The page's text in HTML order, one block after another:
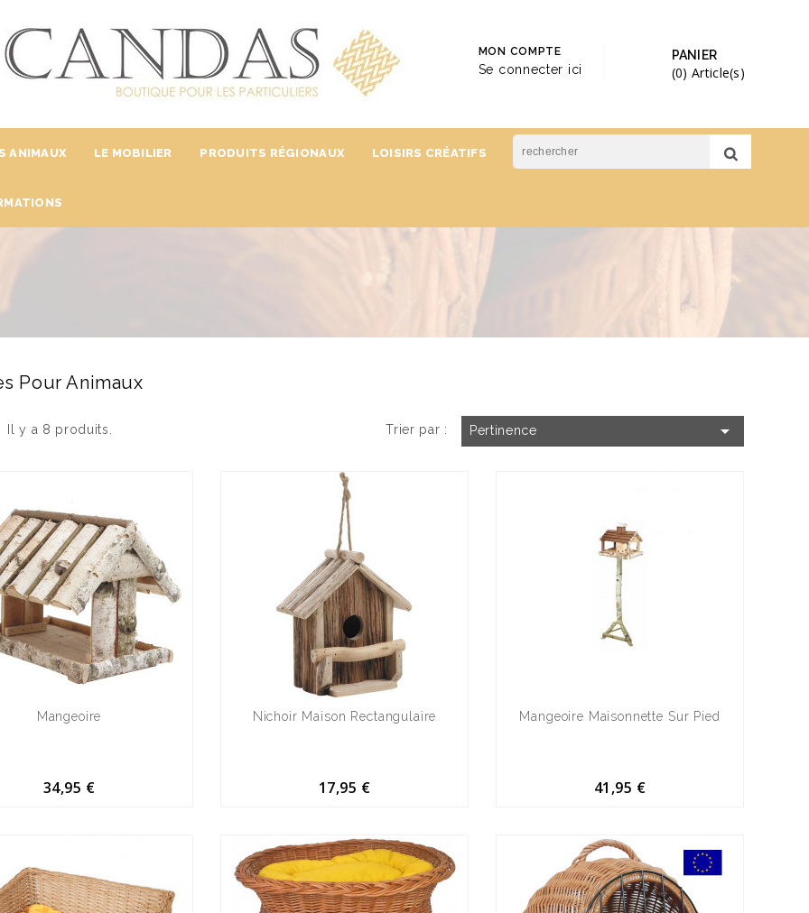
PANIER
(0) Article(s)
MON COMPTE
Se connecter ici
ANIMAUX LE MOBILIER PRODUITS RÉGIONAUX LOISIRS CRÉATIFS
Pour Animaux
Il y a 8 produits. Trier par : Pertinence 
Mangeoire
34,95 €
Nichoir Maison Rectangulaire
17,95 €
Mangeoire Maisonnette Sur Pied
41,95 €